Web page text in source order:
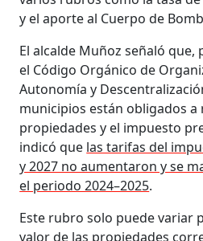
y el aporte al Cuerpo de
El alcalde Muñoz señaló que,
el Código Orgánico de
Autonomía y
municipios están obligados a
propiedades y el impuesto
indicó que las tarifas del
y 2027 no aumentaron y se
el periodo 2024–2025.
Este rubro solo puede variar
valor de las propiedades